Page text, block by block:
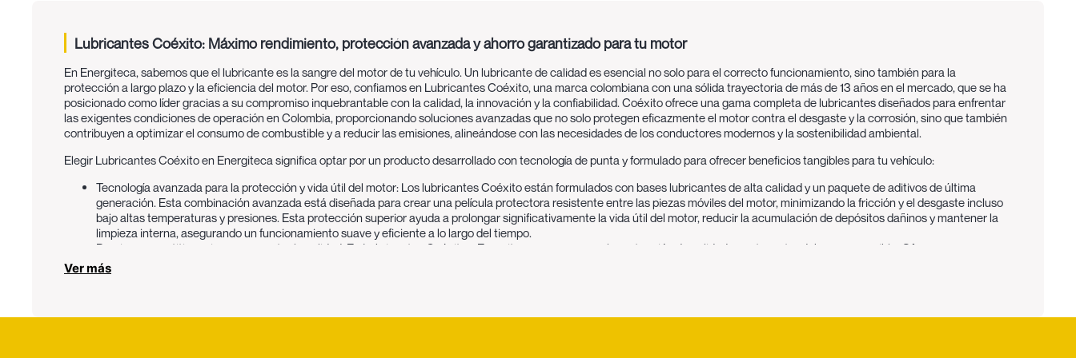
Lubricantes Coéxito: Máximo rendimiento, protección avanzada y ahorro garantizado para tu motor
En Energiteca, sabemos que el lubricante es la sangre del motor de tu vehículo. Un lubricante de calidad es esencial no solo para el correcto funcionamiento, sino también para la
protección a largo plazo y la eficiencia del motor. Por eso, confiamos en Lubricantes Coéxito, una marca colombiana con una sólida trayectoria de más de 13 años en el mercado, que se ha
posicionado como líder gracias a su compromiso inquebrantable con la calidad, la innovación y la confiabilidad. Coéxito ofrece una gama completa de lubricantes diseñados para enfrentar
las exigentes condiciones de operación en Colombia, proporcionando soluciones avanzadas que no solo protegen eficazmente el motor contra el desgaste y la corrosión, sino que también
contribuyen a optimizar el consumo de combustible y a reducir las emisiones, alineándose con las necesidades de los conductores modernos y la sostenibilidad ambiental.
Elegir Lubricantes Coéxito en Energiteca significa optar por un producto desarrollado con tecnología de punta y formulado para ofrecer beneficios tangibles para tu vehículo:
Tecnología avanzada para la protección y vida útil del motor: Los lubricantes Coéxito están formulados con bases lubricantes de alta calidad y un paquete de aditivos de última
generación. Esta combinación avanzada está diseñada para crear una película protectora resistente entre las piezas móviles del motor, minimizando la fricción y el desgaste incluso
bajo altas temperaturas y presiones. Esta protección superior ayuda a prolongar significativamente la vida útil del motor, reducir la acumulación de depósitos dañinos y mantener la
limpieza interna, asegurando un funcionamiento suave y eficiente a lo largo del tiempo.
Precios competitivos sin comprometer la calidad: En Lubricantes Coéxito y Energiteca, creemos que la protección de calidad para tu motor debe ser accesible. Ofrecemos una
excelente relación calidad-precio en toda nuestra gama de lubricantes. Puedes confiar en que estás adquiriendo un producto de alto rendimiento, respaldado por años de
experiencia y tecnología, a un precio justo y competitivo. Esto te permite mantener tu vehículo en óptimas condiciones sin afectar significativamente tu presupuesto.
Ver más